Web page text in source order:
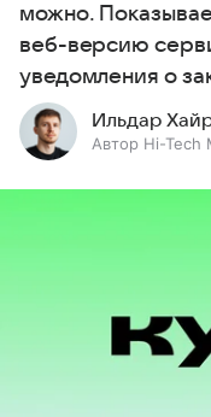
можно.
веб-версию
уведомления о
Ильдар
Автор Hi-Tech